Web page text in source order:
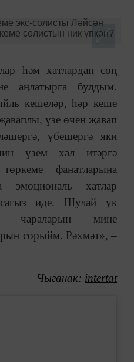
һәм хатлардан соң
аңлатырга булдым.
кешеләр, һәр кеше
үзе өчен җавап
үбешергә яки
үзем хәл итәргә
фанатларына
хатлар
иде. Шулай ук
чараларын мине
сорыйм. Рәхмәт», ‒
Чыганак: intertat